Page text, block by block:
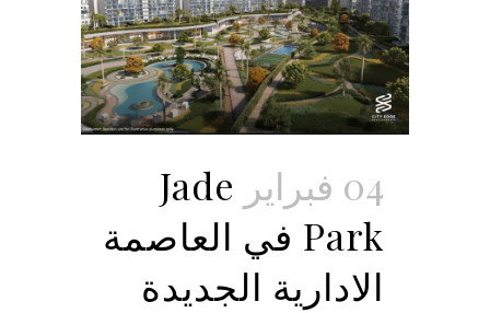
04 فبراير
Jade
Park في العاصمة
الادارية الجديدة